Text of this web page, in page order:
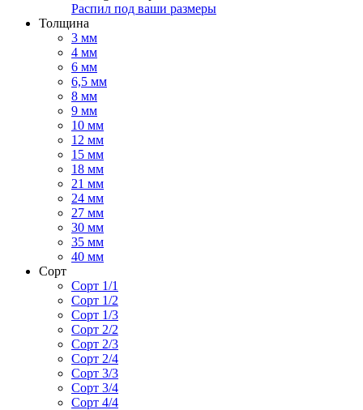
Распил под ваши размеры
Толщина
3 мм
4 мм
6 мм
6,5 мм
8 мм
9 мм
10 мм
12 мм
15 мм
18 мм
21 мм
24 мм
27 мм
30 мм
35 мм
40 мм
Сорт
Сорт 1/1
Сорт 1/2
Сорт 1/3
Сорт 2/2
Сорт 2/3
Сорт 2/4
Сорт 3/3
Сорт 3/4
Сорт 4/4